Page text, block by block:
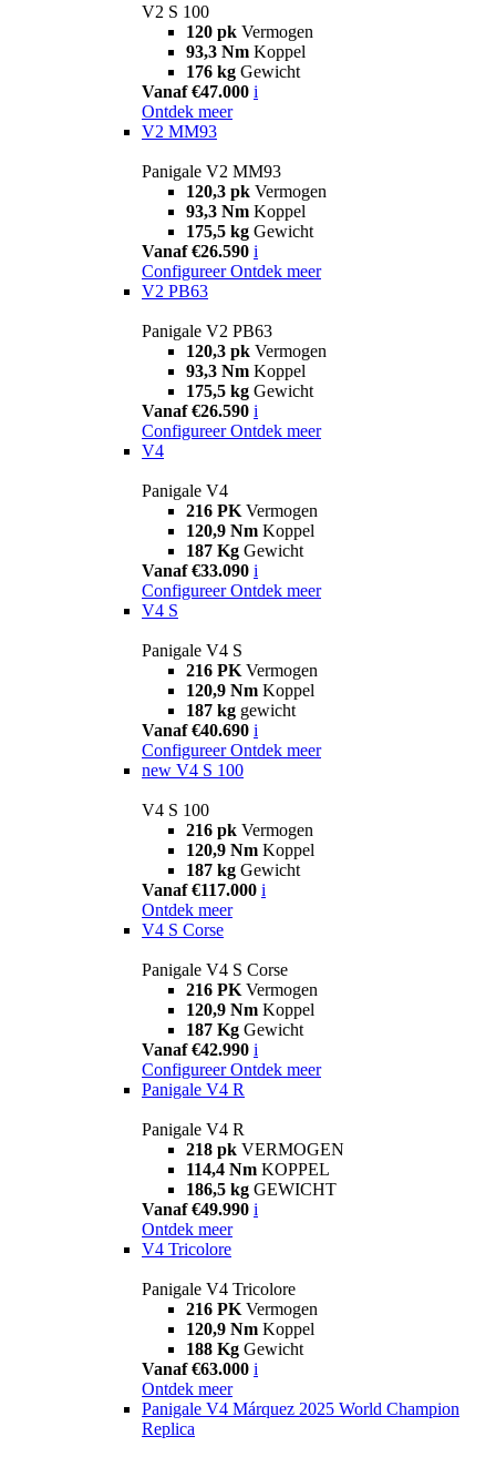
V2 S 100
120 pk Vermogen
93,3 Nm Koppel
176 kg Gewicht
Vanaf €47.000 i
Ontdek meer
V2 MM93
Panigale V2 MM93
120,3 pk Vermogen
93,3 Nm Koppel
175,5 kg Gewicht
Vanaf €26.590 i
Configureer Ontdek meer
V2 PB63
Panigale V2 PB63
120,3 pk Vermogen
93,3 Nm Koppel
175,5 kg Gewicht
Vanaf €26.590 i
Configureer Ontdek meer
V4
Panigale V4
216 PK Vermogen
120,9 Nm Koppel
187 Kg Gewicht
Vanaf €33.090 i
Configureer Ontdek meer
V4 S
Panigale V4 S
216 PK Vermogen
120,9 Nm Koppel
187 kg gewicht
Vanaf €40.690 i
Configureer Ontdek meer
new V4 S 100
V4 S 100
216 pk Vermogen
120,9 Nm Koppel
187 kg Gewicht
Vanaf €117.000 i
Ontdek meer
V4 S Corse
Panigale V4 S Corse
216 PK Vermogen
120,9 Nm Koppel
187 Kg Gewicht
Vanaf €42.990 i
Configureer Ontdek meer
Panigale V4 R
Panigale V4 R
218 pk VERMOGEN
114,4 Nm KOPPEL
186,5 kg GEWICHT
Vanaf €49.990 i
Ontdek meer
V4 Tricolore
Panigale V4 Tricolore
216 PK Vermogen
120,9 Nm Koppel
188 Kg Gewicht
Vanaf €63.000 i
Ontdek meer
Panigale V4 Márquez 2025 World Champion
Replica